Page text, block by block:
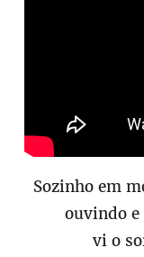
Sozinho em
ouvindo
vi o